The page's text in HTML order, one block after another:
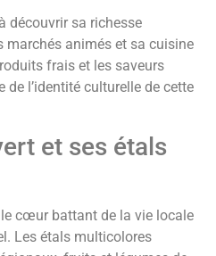
découvrir sa richesse
marchés animés et sa cuisine
frais et les saveurs
l’identité culturelle de cette
et ses étals
le cœur battant de la vie locale
Les étals multicolores